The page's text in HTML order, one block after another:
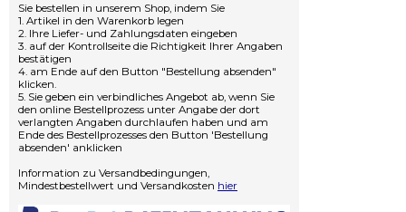
Sie bestellen in unserem Shop, indem Sie
1. Artikel in den Warenkorb legen
2. Ihre Liefer- und Zahlungsdaten eingeben
3. auf der Kontrollseite die Richtigkeit Ihrer Angaben
bestätigen
4. am Ende auf den Button "Bestellung absenden"
klicken.
5. Sie geben ein verbindliches Angebot ab, wenn Sie
den online Bestellprozess unter Angabe der dort
verlangten Angaben durchlaufen haben und am
Ende des Bestellprozesses den Button 'Bestellung
absenden' anklicken
Information zu Versandbedingungen,
Mindestbestellwert und Versandkosten hier